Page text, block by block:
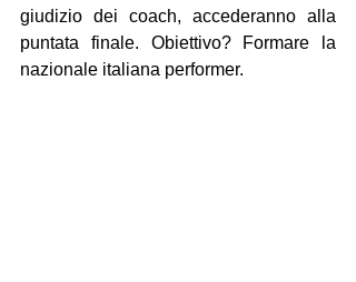
giudizio dei coach, accederanno alla
puntata finale. Obiettivo? Formare la
nazionale italiana performer.